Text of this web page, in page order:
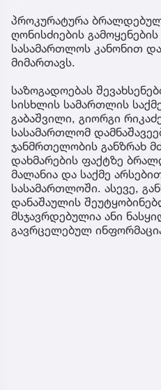
პროკურატურა
ღონისძიების
სასამართლოს კანონით
მიმართავს.
საზოგადოებას
სისხლის სამართლის
გაბაშვილი, გიორგი
სასამართლომ
ჯანმრთელობის განზრახ
დახმარების ფაქტზე
მალანია და საქმე
სასამართლოში. ასევე,
დანაშაულის
მსჯავრდებულია ანი
გავრცელებულ